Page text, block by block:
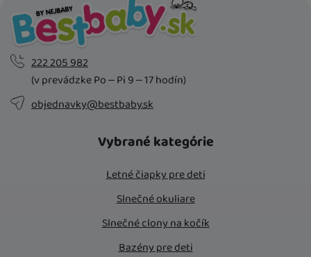
222 205 982
(v prevádzke Po – Pi 9 – 17 hodín)
objednavky@bestbaby.sk
Vybrané kategórie
Letné čiapky pre deti
Slnečné okuliare
Slnečné clony na kočík
Bazény pre deti